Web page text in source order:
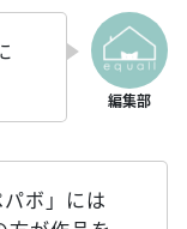
ボ」には